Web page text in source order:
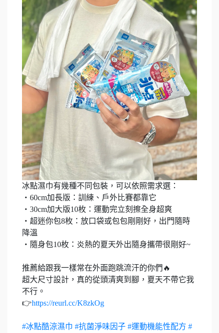
冰點濕巾有幾種不同包裝，可以依照需求選：
・60cm加長版：訓練、戶外比賽都靠它
・30cm加大版10枚：運動完立刻擦全身超爽
・超迷你包8枚：放口袋或包包剛剛好，出門隨時
降溫
・隨身包10枚：炎熱的夏天外出隨身攜帶很剛好~
推薦給跟我一樣常在外面跑跳流汗的你們🔥
超大尺寸設計，真的從頭清爽到腳，夏天不帶它我
不行。
👉https://reurl.cc/K8zkOg
#冰點酷涼濕巾 #抗菌淨味因子 #運動機能性配方 #